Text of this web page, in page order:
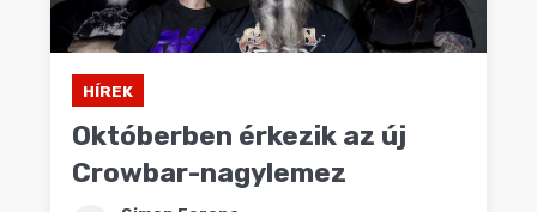
HÍREK
Októberben érkezik az új
Crowbar-nagylemez